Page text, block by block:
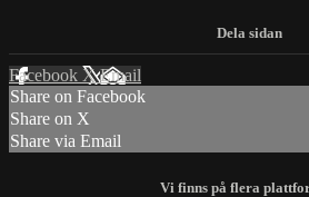
Facebook XEmail
Share on Facebook
Share on X
Share via Email